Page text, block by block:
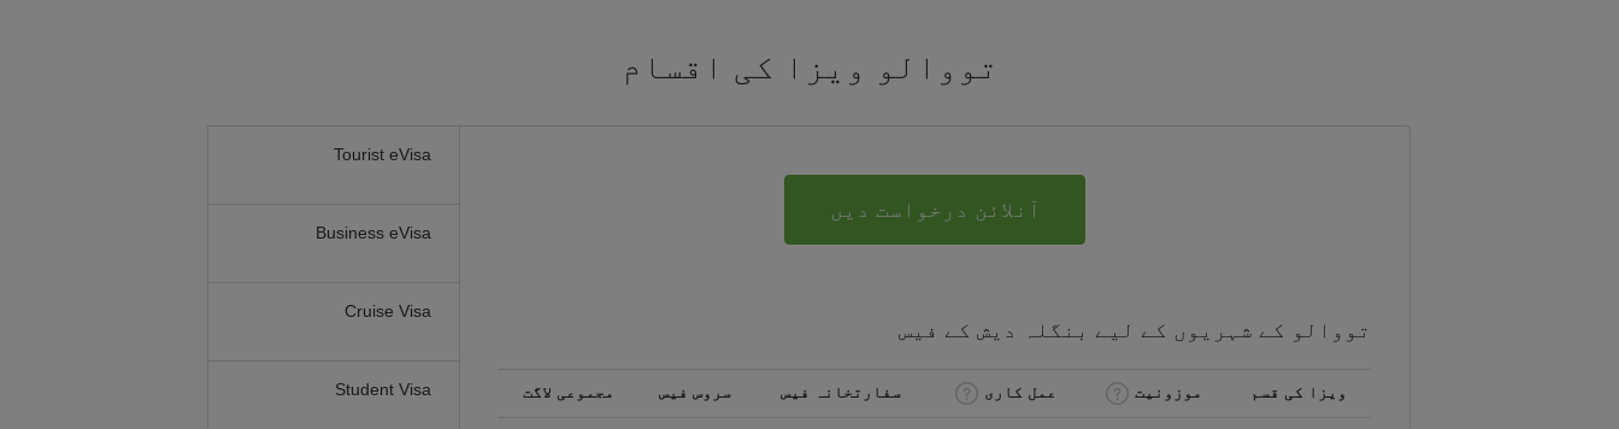
تووالو ویزا کی اقسام
Tourist eVisa
Business eVisa
Cruise Visa
Student Visa
آنلائن درخواست دیں
تووالو کے شہریوں کے لیے بنگلہ دیش کے فیس
ویزا کی قسم موزونیت عمل کاری سفارتخانہ فیس سروس فیس مجموعی لاگت